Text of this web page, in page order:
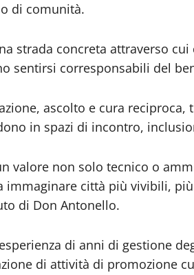
di comunità.
strada concreta attraverso
sentirsi corresponsabili del
ascolto e cura reciproca,
in spazi di incontro,
valore non solo tecnico o
città più vivibili,
di Don Antonello.
di anni di gestione
di attività di promozione